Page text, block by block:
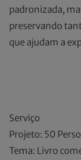
padronizada,
preservando
que ajudam a
Serviço
Projeto: 50
Tema: Livro